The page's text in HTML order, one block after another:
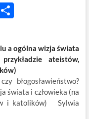
S
ar
e
a ogólna wizja świata
ateistów,
błogosławieństwo?
świata i człowieka (na
i katolików) Sylwia